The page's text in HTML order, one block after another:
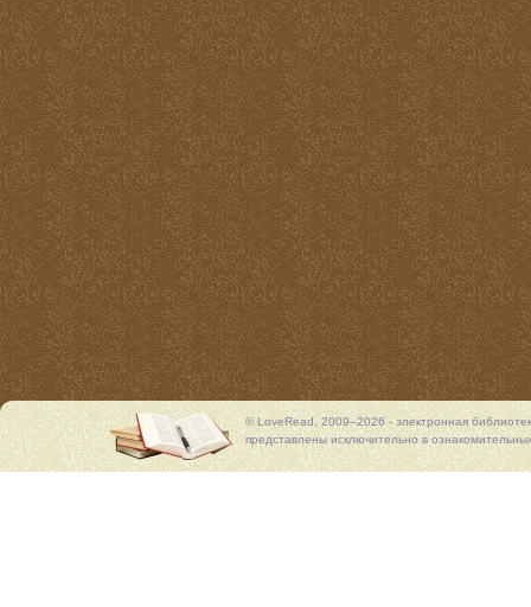
© LoveRead, 2009–2026 - электронная
представлены исключительно в